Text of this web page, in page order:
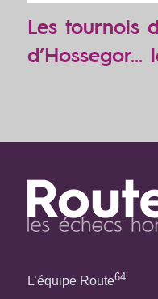
Les tournois
d’Hossegor…
L’équipe Route64